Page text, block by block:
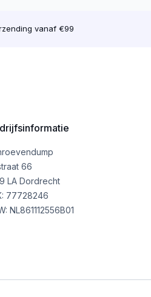
vanaf €99
66
LA Dordrecht
77728246
NL861112556B01